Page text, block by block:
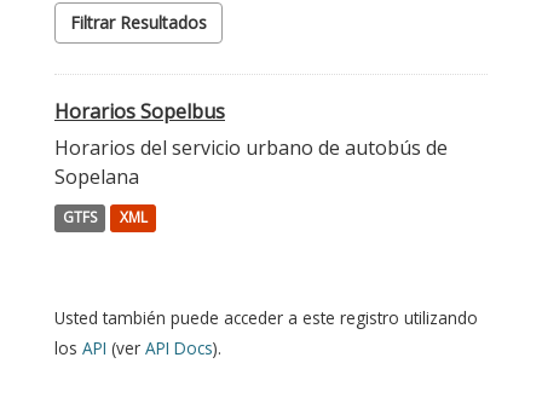
Filtrar Resultados
Horarios Sopelbus
Horarios del servicio urbano de autobús de
Sopelana
GTFS XML
Usted también puede acceder a este registro utilizando
los API (ver API Docs).